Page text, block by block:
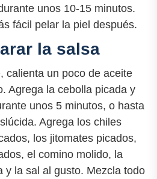
unos 10-15 minutos.
fácil pelar la piel después.
la salsa
calienta un poco de aceite
Agrega la cebolla picada y
unos 5 minutos, o hasta
Agrega los chiles
los jitomates picados,
el comino molido, la
y la sal al gusto. Mezcla todo